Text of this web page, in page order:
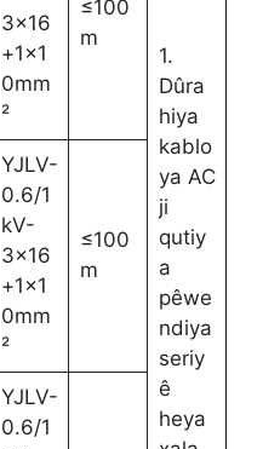
1.
Dûra
hiya
kablo
ya AC
ji
qutiy
a
pêwe
ndiya
seriy
ê
heya
3×16
+1×1
0mm
²
≤100
m
YJLV-
0.6/1
kV-
3×16
+1×1
0mm
²
≤100
m
YJLV-
0.6/1